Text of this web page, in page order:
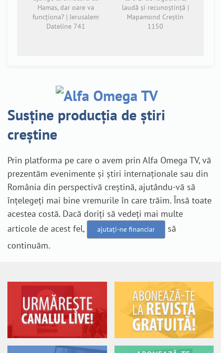
Hamas, dar oare va
funcționa? | Jerusalem
Dateline 741
laudă și recunoștință |
Mapamond Creștin
1150
Susține producția de știri
creștine
Prin platforma pe care o avem prin Alfa Omega TV, vă
prezentăm evenimente și știri internaționale sau din
România din perspectivă creștină, ajutându-vă să
înțelegeți mai bine vremurile în care trăim. Însă toate
acestea costă. Dacă doriți să vedeți mai multe
articole de acest fel,
ajutați-ne financiar
să
continuăm.